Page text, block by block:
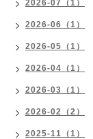
2026-07（1）
2026-06（1）
2026-05（1）
2026-04（1）
2026-03（1）
2026-02（2）
2025-11（1）